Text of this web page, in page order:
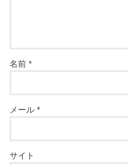
名前*
メール*
サイト